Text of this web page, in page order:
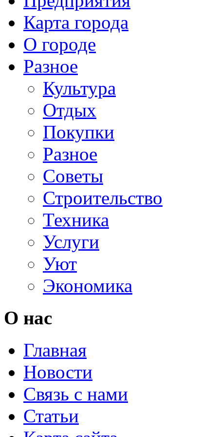
Карта города
О городе
Разное
Культура
Отдых
Покупки
Разное
Советы
Строительство
Техника
Услуги
Уют
Экономика
О нас
Главная
Новости
Связь с нами
Статьи